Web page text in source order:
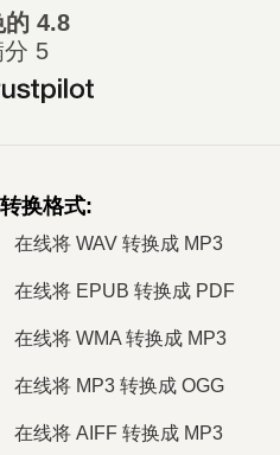
的 4.8
分 5
换格式:
在线将 WAV 转换成 MP3
在线将 EPUB 转换成 PDF
在线将 WMA 转换成 MP3
在线将 MP3 转换成 OGG
在线将 AIFF 转换成 MP3